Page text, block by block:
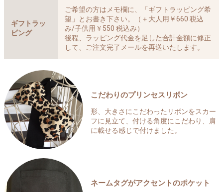
ギフトラッ
ピング
ご希望の方はメモ欄に、「ギフトラッピング希
望」とお書き下さい。（＋大人用￥660 税込
み/子供用￥550 税込み）
後程、ラッピング代金を足した合計金額に修正
して、ご注文完了メールを再送いたします。
こだわりのプリンセスリボン
形、大きさにこだわったリボンをスカー
フに見立て、付ける角度にこだわり、肩
に載せる感じで付けました。
ネームタグがアクセントのポケット